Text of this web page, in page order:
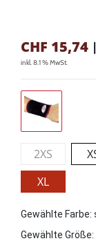
CHF 15,74 |
inkl. 8.1 % MwSt.
2XS
XL
Gewählte Farbe:
Gewählte Größe: